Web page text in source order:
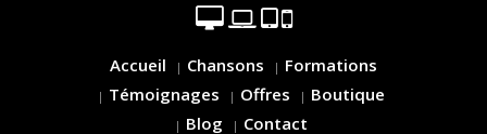
Accueil Chansons
Formations
Témoignages
Offres
Boutique
Blog
Contact